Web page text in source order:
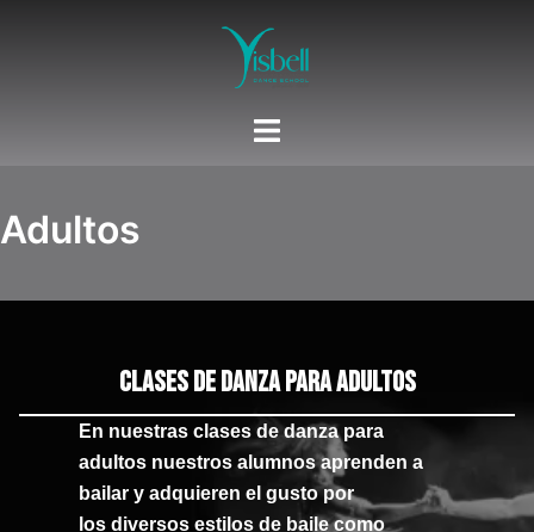
Adultos
Clases de danza para adultos
En nuestras clases de danza para
adultos nuestros alumnosaprenden a
bailar y adquieren el gusto por
los diversos estilos de bailecomo